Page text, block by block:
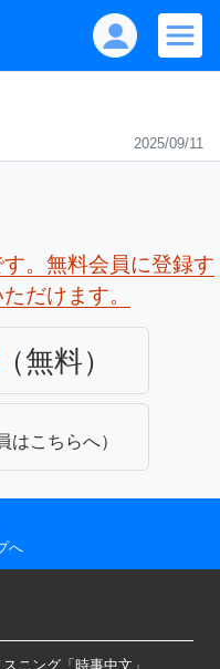
2025/09/11
。無料会員に登録す
だけます。
（無料）
はこちらへ）
へ
スニング「時事中文」